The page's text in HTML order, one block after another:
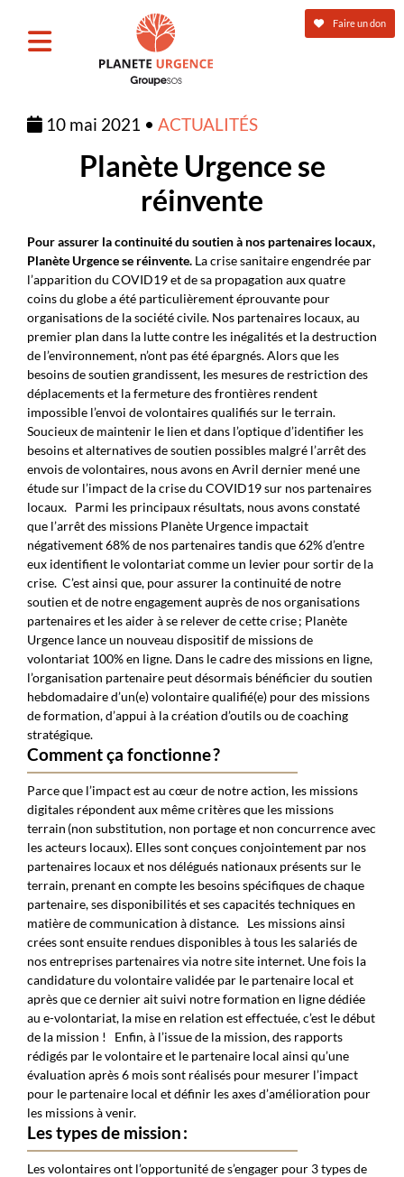
10 mai 2021 • ACTUALITÉS
Planète Urgence se
réinvente
Pour assurer la continuité du soutien à nos partenaires locaux,
Planète Urgence se réinvente. La crise sanitaire engendrée par
l’apparition du COVID19 et de sa propagation aux quatre
coins du globe a été particulièrement éprouvante pour
organisations de la société civile. Nos partenaires locaux, au
premier plan dans la lutte contre les inégalités et la destruction
de l’environnement, n’ont pas été épargnés. Alors que les
besoins de soutien grandissent, les mesures de restriction des
déplacements et la fermeture des frontières rendent
impossible l’envoi de volontaires qualifiés sur le terrain.
Soucieux de maintenir le lien et dans l’optique d’identifier les
besoins et alternatives de soutien possibles malgré l’arrêt des
envois de volontaires, nous avons en Avril dernier mené une
étude sur l’impact de la crise du COVID19 sur nos partenaires
locaux. Parmi les principaux résultats, nous avons constaté
que l’arrêt des missions Planète Urgence impactait
négativement 68% de nos partenaires tandis que 62% d’entre
eux identifient le volontariat comme un levier pour sortir de la
crise. C’est ainsi que, pour assurer la continuité de notre
soutien et de notre engagement auprès de nos organisations
partenaires et les aider à se relever de cette crise ; Planète
Urgence lance un nouveau dispositif de missions de
volontariat 100% en ligne. Dans le cadre des missions en ligne,
l’organisation partenaire peut désormais bénéficier du soutien
hebdomadaire d’un(e) volontaire qualifié(e) pour des missions
de formation, d’appui à la création d’outils ou de coaching
stratégique.
Comment ça fonctionne ?
Parce que l’impact est au cœur de notre action, les missions
digitales répondent aux même critères que les missions
terrain (non substitution, non portage et non concurrence avec
les acteurs locaux). Elles sont conçues conjointement par nos
partenaires locaux et nos délégués nationaux présents sur le
terrain, prenant en compte les besoins spécifiques de chaque
partenaire, ses disponibilités et ses capacités techniques en
matière de communication à distance. Les missions ainsi
crées sont ensuite rendues disponibles à tous les salariés de
nos entreprises partenaires via notre site internet. Une fois la
candidature du volontaire validée par le partenaire local et
après que ce dernier ait suivi notre formation en ligne dédiée
au e-volontariat, la mise en relation est effectuée, c’est le début
de la mission !
Enfin, à l’issue de la mission, des rapports
rédigés par le volontaire et le partenaire local ainsi qu’une
évaluation après 6 mois sont réalisés pour mesurer l’impact
pour le partenaire local et définir les axes d’amélioration pour
les missions à venir.
Les types de mission :
Les volontaires ont l’opportunité de s’engager pour 3 types de
Faire un don